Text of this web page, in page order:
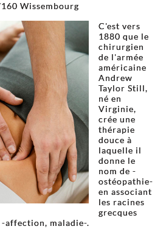
Wissembourg
C'est vers
1880 que le
chirurgien
de l'armée
américaine
Andrew
Taylor Still,
né en
Virginie,
crée une
thérapie
douce à
laquelle il
donne le
nom de -
ostéopathie-
en associant
les racines
grecques
affection, maladie-.